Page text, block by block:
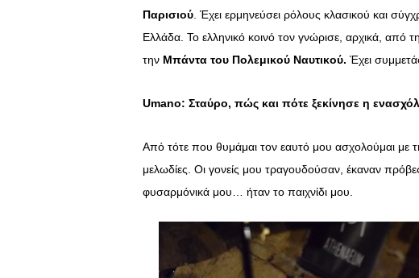
Παρισιού. Έχει ερμηνεύσει ρόλους κλασικού και
Ελλάδα. Το ελληνικό κοινό τον γνώρισε, αρχικά, από
την Μπάντα του Πολεμικού Ναυτικού. Έχει
Umano: Σταύρο, πώς και πότε ξεκίνησε η
Από τότε που θυμάμαι τον εαυτό μου ασχολούμαι με
μελωδίες. Οι γονείς μου τραγουδούσαν, έκαναν
φυσαρμόνικά μου… ήταν το παιχνίδι μου.